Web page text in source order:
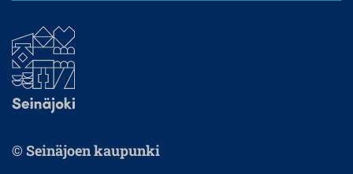
© Seinäjoen kaupunki